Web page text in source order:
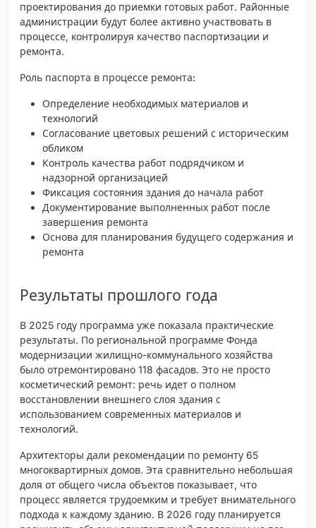
проектирования до приемки готовых работ. Районные
администрации будут более активно участвовать в
процессе, контролируя качество паспортизации и
ремонта.
Роль паспорта в процессе ремонта:
Определение необходимых материалов и
технологий
Согласование цветовых решений с историческим
обликом
Контроль качества работ подрядчиком и
надзорной организацией
Фиксация состояния здания до начала работ
Документирование выполненных работ после
завершения ремонта
Основа для планирования будущего содержания и
ремонта
Результаты прошлого года
В 2025 году программа уже показала практические
результаты. По региональной программе Фонда
модернизации жилищно-коммунального хозяйства
было отремонтировано 118 фасадов. Это не просто
косметический ремонт: речь идет о полном
восстановлении внешнего слоя здания с
использованием современных материалов и
технологий.
Архитекторы дали рекомендации по ремонту 65
многоквартирных домов. Эта сравнительно небольшая
доля от общего числа объектов показывает, что
процесс является трудоемким и требует внимательного
подхода к каждому зданию. В 2026 году планируется